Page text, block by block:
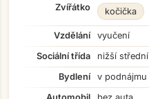
Zvířátko
kočička
Vzdělání
vyučení
Sociální třída
nižší střední
Bydlení
v podnájmu